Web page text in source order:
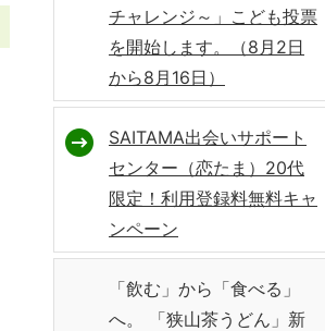
チャレンジ～」こども投票
を開始します。（8月2日
から8月16日）
SAITAMA出会いサポート
センター（恋たま）20代
限定！利用登録料無料キャ
ンペーン
「飲む」から「食べる」
へ。 「狭山茶うどん」新